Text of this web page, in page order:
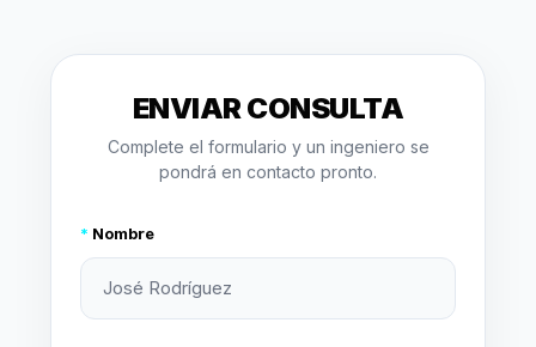
ENVIAR CONSULTA
Complete el formulario y un ingeniero se
pondrá en contacto pronto.
* Nombre